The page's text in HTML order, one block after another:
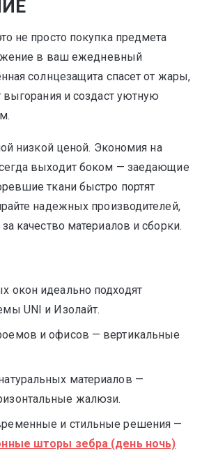
не просто покупка предмета
в ваш ежедневный
солнцезащита спасет от жары,
и создаст уютную
низкой ценой. Экономия на
выходит боком — заедающие
ткани быстро портят
надежных производителей,
качество материалов и сборки.
окон идеально подходят
UNI и Изолайт.
и офисов — вертикальные
материалов —
жалюзи.
и стильные решения —
шторы зебра (день ночь)